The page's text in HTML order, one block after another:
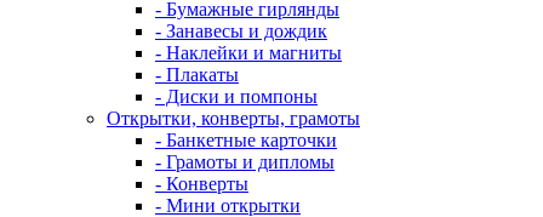
- Бумажные гирлянды
- Занавесы и дождик
- Наклейки и магниты
- Плакаты
- Диски и помпоны
Открытки, конверты, грамоты
- Банкетные карточки
- Грамоты и дипломы
- Конверты
- Мини открытки